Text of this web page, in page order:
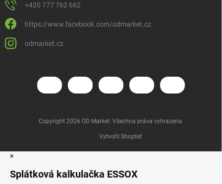
+420 777 762 662
https://www.facebook.com/odmarket.cz
odmarket.cz
Vytvořil Shoptet
Copyright 2026 OD Market . Všechna práva vyhrazena.
×
Splátková kalkulačka ESSOX